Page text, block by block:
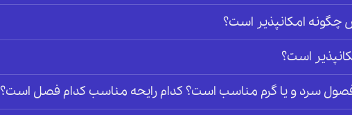
امکانپذیر است؟
است؟
فصول سرد و یا گرم مناسب است؟ کدام رایحه مناسب کدام فصل است؟